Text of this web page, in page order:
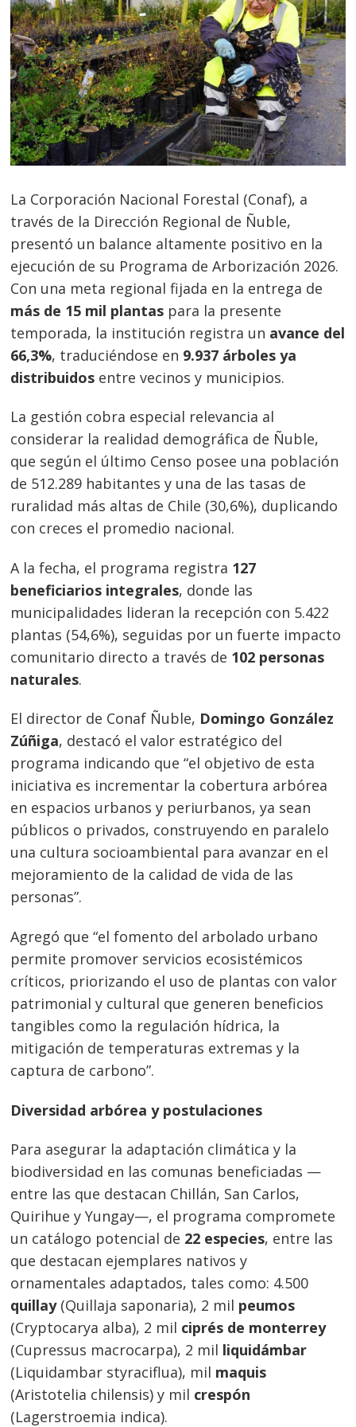
La Corporación Nacional Forestal (Conaf), a
través de la Dirección Regional de Ñuble,
presentó un balance altamente positivo en la
ejecución de su Programa de Arborización 2026.
Con una meta regional fijada en la entrega de
más de 15 mil plantas para la presente
temporada, la institución registra un avance del
66,3%, traduciéndose en 9.937 árboles ya
distribuidos entre vecinos y municipios.
La gestión cobra especial relevancia al
considerar la realidad demográfica de Ñuble,
que según el último Censo posee una población
de 512.289 habitantes y una de las tasas de
ruralidad más altas de Chile (30,6%), duplicando
con creces el promedio nacional.
A la fecha, el programa registra 127
beneficiarios integrales, donde las
municipalidades lideran la recepción con 5.422
plantas (54,6%), seguidas por un fuerte impacto
comunitario directo a través de 102 personas
naturales.
El director de Conaf Ñuble, Domingo González
Zúñiga, destacó el valor estratégico del
programa indicando que “el objetivo de esta
iniciativa es incrementar la cobertura arbórea
en espacios urbanos y periurbanos, ya sean
públicos o privados, construyendo en paralelo
una cultura socioambiental para avanzar en el
mejoramiento de la calidad de vida de las
personas”.
Agregó que “el fomento del arbolado urbano
permite promover servicios ecosistémicos
críticos, priorizando el uso de plantas con valor
patrimonial y cultural que generen beneficios
tangibles como la regulación hídrica, la
mitigación de temperaturas extremas y la
captura de carbono”.
Diversidad arbórea y postulaciones
Para asegurar la adaptación climática y la
biodiversidad en las comunas beneficiadas —
entre las que destacan Chillán, San Carlos,
Quirihue y Yungay—, el programa compromete
un catálogo potencial de 22 especies, entre las
que destacan ejemplares nativos y
ornamentales adaptados, tales como: 4.500
quillay(Quillaja saponaria), 2 mil peumos
(Cryptocarya alba), 2 mil ciprés de monterrey
(Cupressus macrocarpa), 2 mil liquidámbar
(Liquidambar styraciflua), mil maquis
(Aristotelia chilensis) y mil crespón
(Lagerstroemia indica).
Navegación
de
entradas